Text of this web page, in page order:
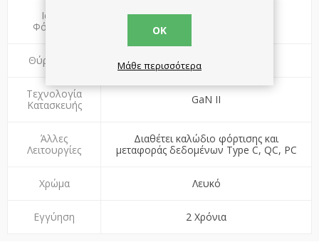
Ισχύς
Φόρτισης
Θύρες USB
Τεχνολογία
Κατασκευής
GaN II
Άλλες
Λειτουργίες
Διαθέτει καλώδιο φόρτισης και
μεταφοράς δεδομένων Type C, QC, PC
Χρώμα Λευκό
Εγγύηση 2 Χρόνια
ΟΚ
Μάθε περισσότερα